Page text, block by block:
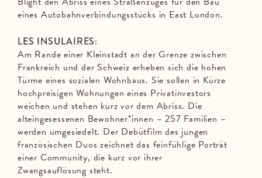
eines Autobahnverbindungsstücks in East London.
LES INSULAIRES:
Am Rande einer Kleinstadt an der Grenze zwischen
Frankreich und der Schweiz erheben sich die hohen
Türme eines sozialen Wohnbaus. Sie sollen in Kürze
hochpreisigen Wohnungen eines Privatinvestors
weichen und stehen kurz vor dem Abriss. Die
alteingesessenen Bewohner*innen – 257 Familien –
werden umgesiedelt. Der Debütfilm des jungen
französischen Duos zeichnet das feinfühlige Porträt
einer Community, die kurz vor ihrer
Zwangsauflösung steht.